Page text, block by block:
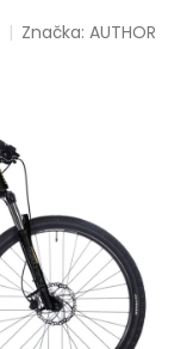
Značka:AUTHOR